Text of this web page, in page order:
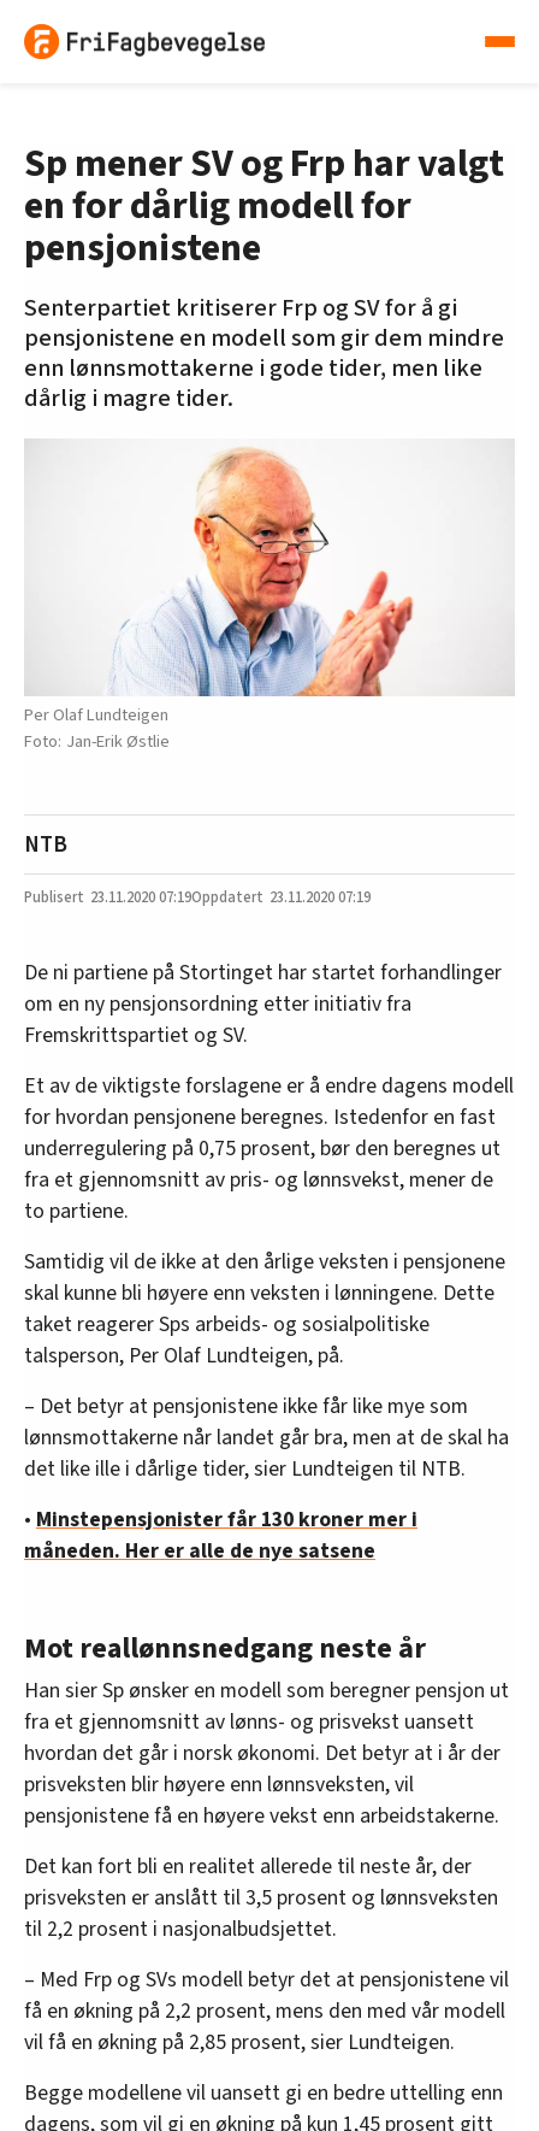
Sp mener SV og Frp har valgt
en for dårlig modell for
pensjonistene
Senterpartiet kritiserer Frp og SV for å gi
pensjonistene en modell som gir dem mindre
enn lønnsmottakerne i gode tider, men like
dårlig i magre tider.
Per Olaf Lundteigen
Jan-Erik Østlie
NTB
23.11.202007:19 23.11.2020 07:19
De ni partiene på Stortinget har startet forhandlinger
om en ny pensjonsordning etter initiativ fra
Fremskrittspartiet og SV.
Et av de viktigste forslagene er å endre dagens modell
for hvordan pensjonene beregnes. Istedenfor en fast
underregulering på 0,75 prosent, bør den beregnes ut
fra et gjennomsnitt av pris- og lønnsvekst, mener de
to partiene.
Samtidig vil de ikke at den årlige veksten i pensjonene
skal kunne bli høyere enn veksten i lønningene. Dette
taket reagerer Sps arbeids- og sosialpolitiske
talsperson, Per Olaf Lundteigen, på.
– Det betyr at pensjonistene ikke får like mye som
lønnsmottakerne når landet går bra, men at de skal ha
det like ille i dårlige tider, sier Lundteigen til NTB.
• Minstepensjonister får 130 kroner mer i
måneden. Her er alle de nye satsene
Mot reallønnsnedgang neste år
Han sier Sp ønsker en modell som beregner pensjon ut
fra et gjennomsnitt av lønns- og prisvekst uansett
hvordan det går i norsk økonomi. Det betyr at i år der
prisveksten blir høyere enn lønnsveksten, vil
pensjonistene få en høyere vekst enn arbeidstakerne.
Det kan fort bli en realitet allerede til neste år, der
prisveksten er anslått til 3,5 prosent og lønnsveksten
til 2,2 prosent i nasjonalbudsjettet.
– Med Frp og SVs modell betyr det at pensjonistene vil
få en økning på 2,2 prosent, mens den med vår modell
vil få en økning på 2,85 prosent, sier Lundteigen.
Begge modellene vil uansett gi en bedre uttelling enn
dagens, som vil gi en økning på kun 1,45 prosent gitt